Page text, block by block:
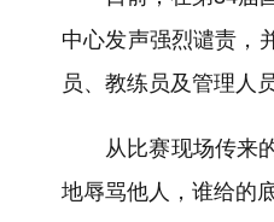
中心发声强烈谴责，
员、教练员及管理人
从比赛现场传来
地辱骂他人，谁给的